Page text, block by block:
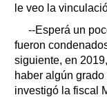
le veo la
--Esperá un
fueron
siguiente, en
haber algún
investigó la fiscal